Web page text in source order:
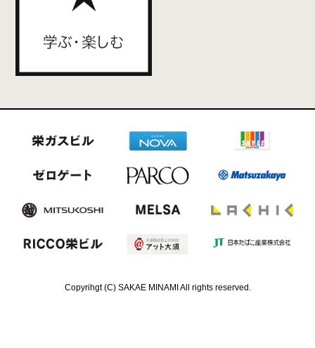
Copyrihgt (C) SAKAE MINAMI All rights reserved.